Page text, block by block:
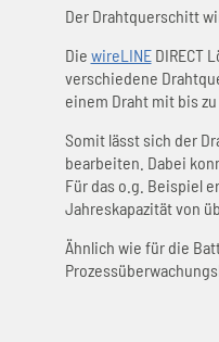
Der Drahtquerschitt
Die wireLINEDIRECT
verschiedene
einem Draht mit bis
Somit lässt sich der
bearbeiten. Dabei
Für das o.g. Beispiel
Jahreskapazität von
Ähnlich wie für die